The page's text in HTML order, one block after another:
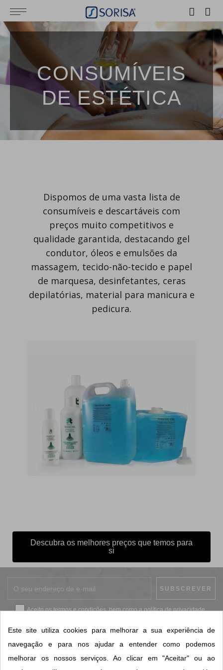
CONSUMÍVEIS
DE ESTÉTICA
Dispomos de uma vasta lista de
consumíveis e descartáveis com
preços muito competitivos e
qualidade garantida, destacando gel
condutor, óleos e emulsões da
massagem, tecido-não-tecido e papel
de marquesa, desinfetantes, ceras
depilatórias, material para manicura e
pedicura.
Descubra os melhores preços que temos para
si
Aceito ostermos e condições, bem como apolítica de privacidade.
CONTACTOS SORISA
Este site utiliza cookies para melhorar a sua experiência de
navegação e para nos ajudar a entender como podemos
melhorar os nossos serviços. Ao clicar em "Aceitar" ou ao